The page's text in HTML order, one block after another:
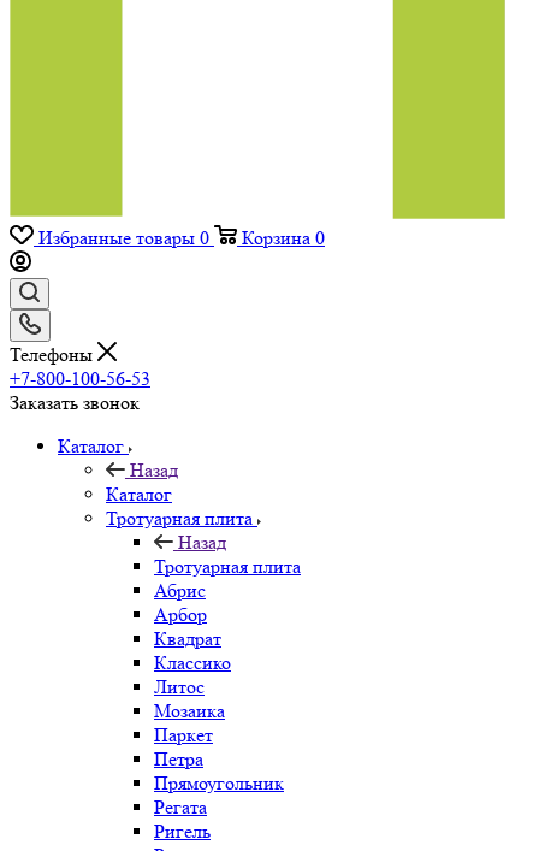
Избранные товары 0 Корзина 0
Телефоны
+7-800-100-56-53
Заказать звонок
Каталог
Назад
Каталог
Тротуарная плита
Назад
Тротуарная плита
Абрис
Арбор
Квадрат
Классико
Литос
Мозаика
Паркет
Петра
Прямоугольник
Регата
Ригель